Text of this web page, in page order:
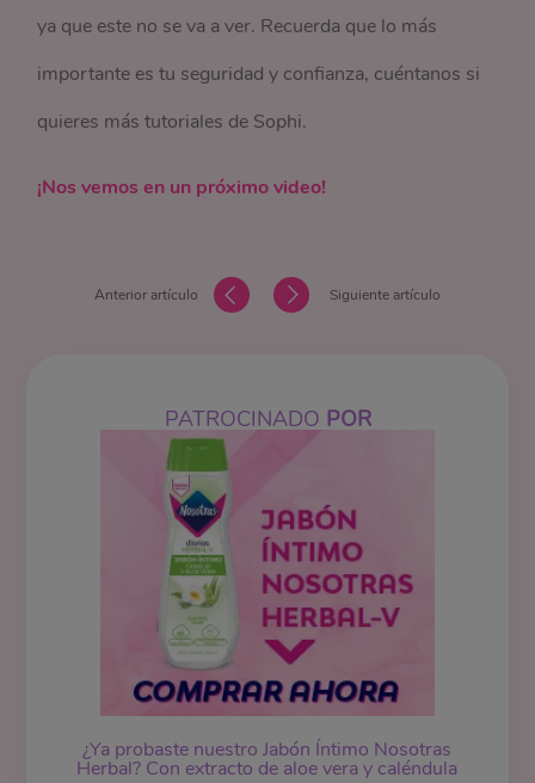
ya que este no se va a ver. Recuerda que lo más
importante es tu seguridad y confianza, cuéntanos si
quieres más tutoriales de Sophi.
¡Nos vemos en un próximo video!
Anterior artículo Siguiente artículo
PATROCINADO POR
¿Ya probaste nuestroJabón Íntimo Nosotras
Herbal? Con extracto de aloe vera y caléndula